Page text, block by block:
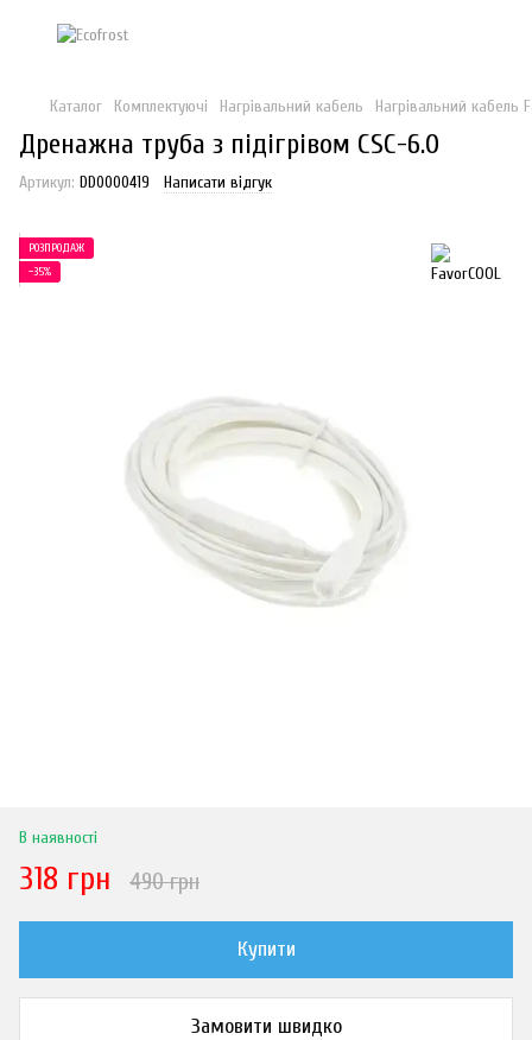
Каталог Комплектуючі Нагрівальний кабель Нагрівальний кабель
Дренажна труба з підігрівом CSC-6.0
Артикул: DD0000419 Написати відгук
РОЗПРОДАЖ
−35%
В наявності
318 грн 490 грн
Купити
Замовити швидко